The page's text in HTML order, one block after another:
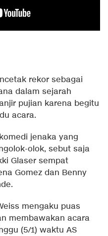
rekor sebagai
dalam sejarah
pujian karena begitu
acara.
jenaka yang
olok, sebut saja
Glaser sempat
Gomez dan Benny
mengaku puas
membawakan acara
(5/1) waktu AS